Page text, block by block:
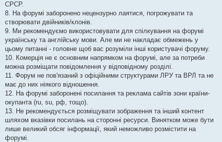
СРСР.
8. На форумі заборонено нецензурно лаятися, погрожувати та
створювати двійників/клонів.
9. Ми рекомендуємо використовувати для спілкування на форумі
українську та англійську мови. Але ми не накладає обмежень у
цьому питанні - головне щоб вас розуміли інші користувачі форуму.
10. Комерція не є основним напрямком на форумі, але за потреби
можна розміщати повідомлення у відповідному розділі.
11. Форум не пов'язаний з офіційними структурами ЛРУ та ВРЛ та не
має до них ніякого відношення.
12. На форумі заборонені посилання та реклама сайтів зони країни-
окупанта (ru, su, рф, тощо).
13. Не рекомендується розміщувати зображення та інший контент
шляхом вказівки посилань на сторонні ресурси. Винятком може бути
лише великий обсяг інформації, який неможливо розмістити на
форумі.